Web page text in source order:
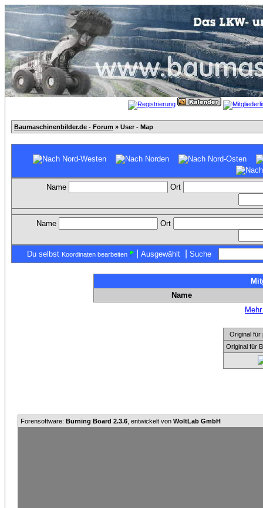
Baumaschinenbilder.de - Forum » User - Map
Name Ort
Name Ort
Du selbst Koordinaten bearbeiten Ausgewählt Suche
Name
Original für
Original für
Forensoftware: Burning Board 2.3.6 , entwickelt von WoltLab GmbH